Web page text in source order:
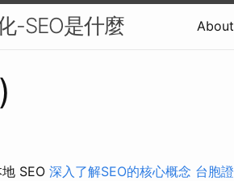
-SEO是什麼 About
SEO 深入了解SEO的核心概念 台胞證